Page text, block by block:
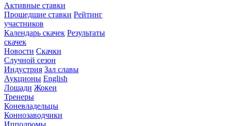
Активные ставки
Прошедшие ставки Рейтинг
участников
Календарь скачек Результаты
скачек
Новости Скачки
Случной сезон
Индустрия Зал славы
Аукционы English
Лошади Жокеи
Тренеры
Коневладельцы
Коннозаводчики
Ипподромы